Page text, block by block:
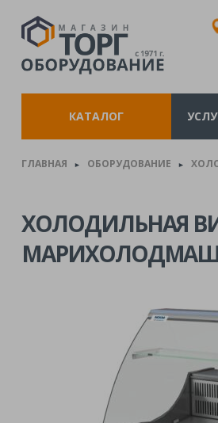
КАТАЛОГ
ГЛАВНАЯ ► ОБОРУДОВАНИЕ ►
ХОЛОДИЛЬНАЯ
МАРИХОЛОДМАШ